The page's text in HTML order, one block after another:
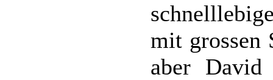
mit grossen
aber